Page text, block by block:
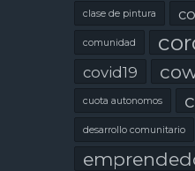
clase de pintura
comunidad
covid19
cuota autonomos
desarrollo comunitario